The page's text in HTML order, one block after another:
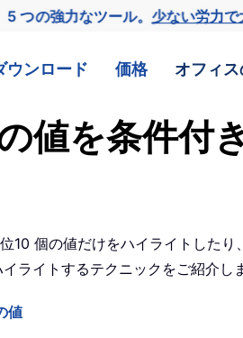
つの強力なツール。少ない労力で
ウンロード 価格 オフィ
値を条件付
10 個の値だけをハイライトした
ライトするテクニックをご紹介し
値